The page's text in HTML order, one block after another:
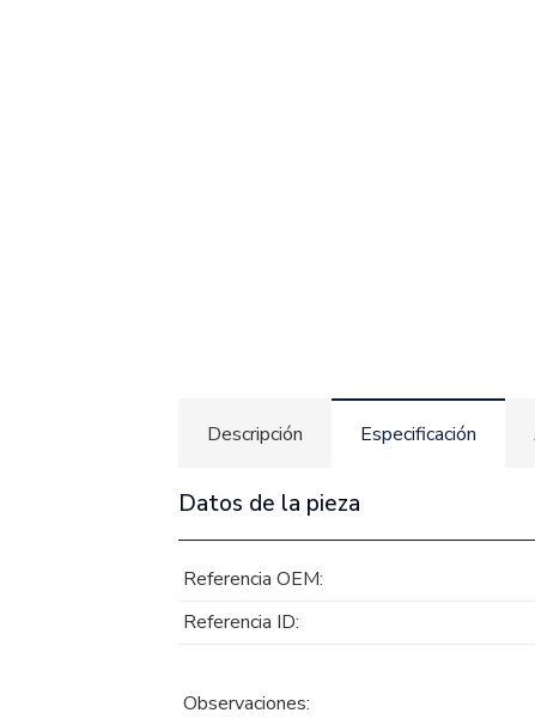
Descripción Especificación
Datos de la pieza
Referencia OEM:
Referencia ID:
Observaciones: